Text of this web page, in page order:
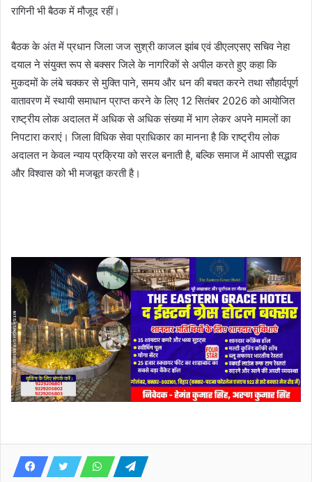
रागिनी भी बैठक में मौजूद रहीं।
बैठक के अंत में प्रधान जिला जज सुश्री काजल झांब एवं डीएलएसए सचिव नेहा
दयाल ने संयुक्त रूप से बक्सर जिले के नागरिकों से अपील करते हुए कहा कि
मुकदमों के लंबे चक्कर से मुक्ति पाने, समय और धन की बचत करने तथा सौहार्दपूर्ण
वातावरण में स्थायी समाधान प्राप्त करने के लिए 12 सितंबर 2026 को आयोजित
राष्ट्रीय लोक अदालत में अधिक से अधिक संख्या में भाग लेकर अपने मामलों का
निपटारा कराएं। जिला विधिक सेवा प्राधिकार का मानना है कि राष्ट्रीय लोक
अदालत न केवल न्याय प्रक्रिया को सरल बनाती है, बल्कि समाज में आपसी सद्भाव
और विश्वास को भी मजबूत करती है।